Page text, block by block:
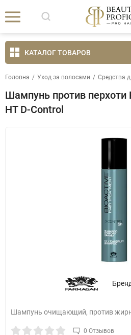
КАТАЛОГ ТОВАРОВ
Головна / Уход за волосами / Средства
Шампунь против перхоти
HT D-Control
Шампунь очищающий, против
0 Отзывов